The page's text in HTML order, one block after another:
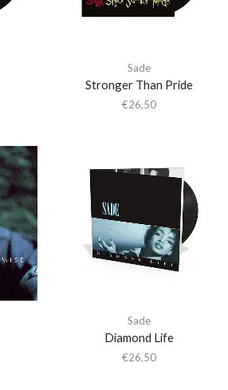
Sade
Stronger Than Pride
€26,50
Sade
Diamond Life
€26,50